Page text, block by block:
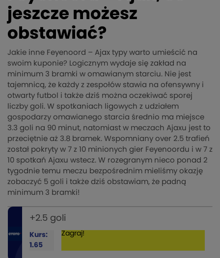
jeszcze możesz
obstawiać?
Jakie inne Feyenoord – Ajax typy warto umieścić na
swoim kuponie? Logicznym wydaje się zakład na
minimum 3 bramki w omawianym starciu. Nie jest
tajemnicą, że każdy z zespołów stawia na ofensywny i
otwarty futbol i także dziś można oczekiwać sporej
liczby goli. W spotkaniach ligowych z udziałem
gospodarzy omawianego starcia średnio ma miejsce
3.3 goli na 90 minut, natomiast w meczach Ajaxu jest to
przeciętnie aż 3.8 bramek. Wspomniany over 2.5 trafień
został pokryty w 7 z 10 minionych gier Feyenoordu i w 7 z
10 spotkań Ajaxu wstecz. W rozegranym nieco ponad 2
tygodnie temu meczu bezpośrednim mieliśmy okazję
zobaczyć 5 goli i także dziś obstawiam, że padną
minimum 3 bramki!
+2.5 goli
Kurs:
1.65
Zagraj!